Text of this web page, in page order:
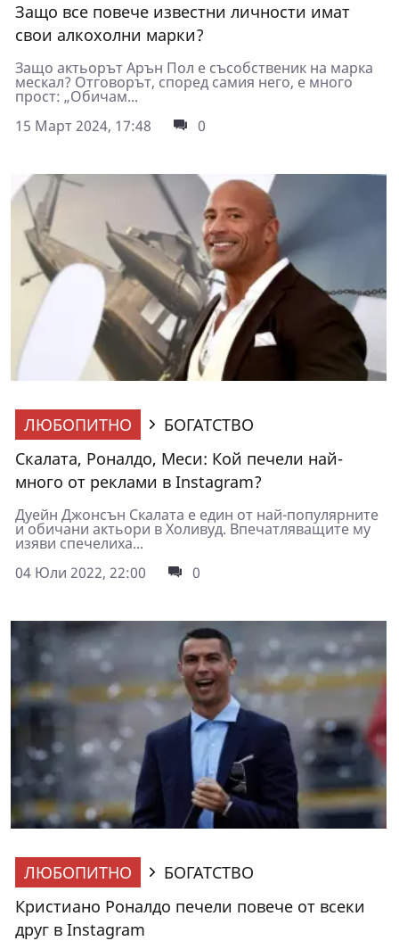
Защо все повече известни личности имат
свои алкохолни марки?
Защо актьорът Арън Пол е съсобственик на марка
мескал? Отговорът, според самия него, е много
прост: „Обичам...
15 Март 2024, 17:48
0
ЛЮБОПИТНО
БОГАТСТВО
Скалата, Роналдо, Меси: Кой печели най-
много от реклами в Instagram?
Дуейн Джонсън Скалата е един от най-популярните
и обичани актьори в Холивуд. Впечатляващите му
изяви спечелиха...
04 Юли 2022, 22:00
0
ЛЮБОПИТНО
БОГАТСТВО
Кристиано Роналдо печели повече от всеки
друг в Instagram